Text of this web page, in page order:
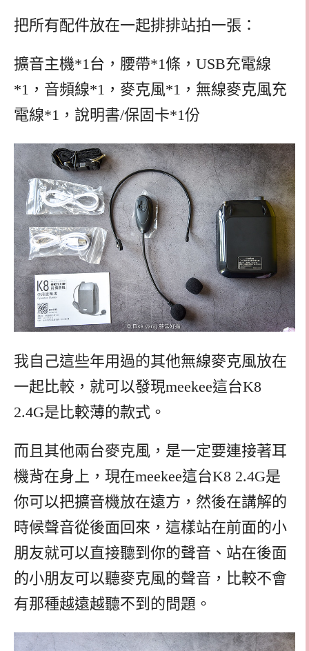
把所有配件放在一起排排站拍一張：
擴音主機*1台，腰帶*1條，USB充電線
*1，音頻線*1，麥克風*1，無線麥克風充
電線*1，說明書/保固卡*1份
我自己這些年用過的其他無線麥克風放在
一起比較，就可以發現meekee這台K8
2.4G是比較薄的款式。
而且其他兩台麥克風，是一定要連接著耳
機背在身上，現在meekee這台K8 2.4G是
你可以把擴音機放在遠方，然後在講解的
時候聲音從後面回來，這樣站在前面的小
朋友就可以直接聽到你的聲音、站在後面
的小朋友可以聽麥克風的聲音，比較不會
有那種越遠越聽不到的問題。